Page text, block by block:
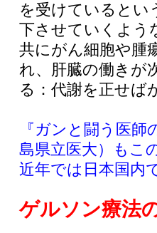
を受けているとい
下させていくよう
共にがん細胞や腫
れ、肝臓の働きが
る：代謝を正せば
『ガンと闘う医
島県立医大）もこ
近年では日本国内
ゲルソン療法